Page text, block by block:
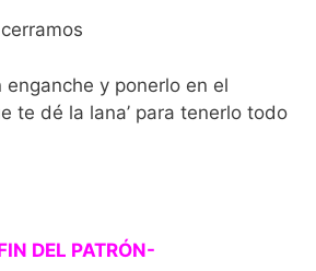
enganche y ponerlo en el
te dé la lana’ para tenerlo todo
DEL PATRÓN-